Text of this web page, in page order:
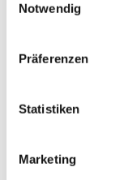
Notwendig
Präferenzen
Statistiken
Marketing